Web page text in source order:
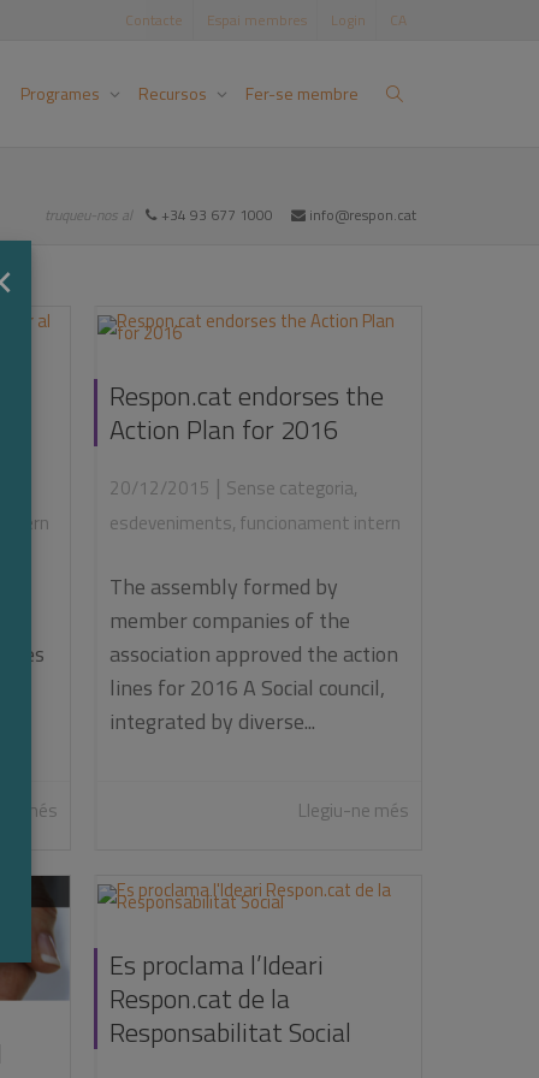
Contacte Espai membres Login CA
Programes Recursos Fer-se membre
truqueu-nos al +34 93 677 1000 info@respon.cat
intern
ne més
Respon.cat endorses the
Action Plan for 2016
20/12/2015 | Sense categoria,
esdeveniments, funcionament intern
The assembly formed by
member companies of the
association approved the action
lines for 2016 A Social council,
integrated by diverse...
Llegiu-ne més
Es proclama l’Ideari
Respon.cat de la
Responsabilitat Social